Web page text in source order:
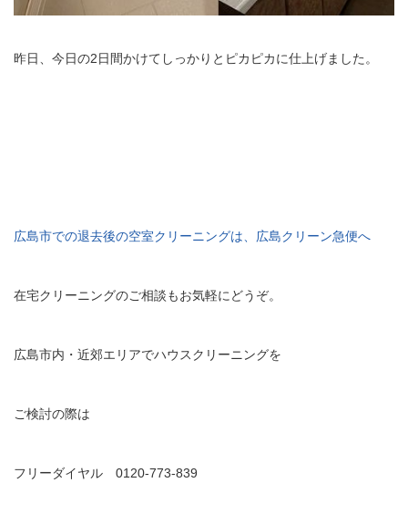
昨日、今日の2日間かけてしっかりとピカピカに仕上げました。
広島市での退去後の空室クリーニングは、広島クリーン急便へ
在宅クリーニングのご相談もお気軽にどうぞ。
広島市内・近郊エリアでハウスクリーニングを
ご検討の際は
フリーダイヤル 0120-773-839